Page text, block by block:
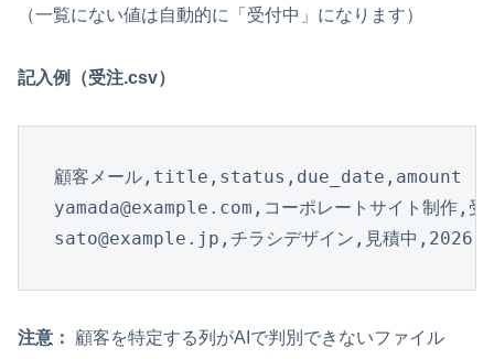
（一覧にない値は自動的に「受付中」になります）
記入例（受注.csv）
顧客メール,title,status,due_date,amount
yamada@example.com,コーポレートサイト制作
sato@example.jp,チラシデザイン,見積中
注意：
顧客を特定する列がAIで判別できないファイル